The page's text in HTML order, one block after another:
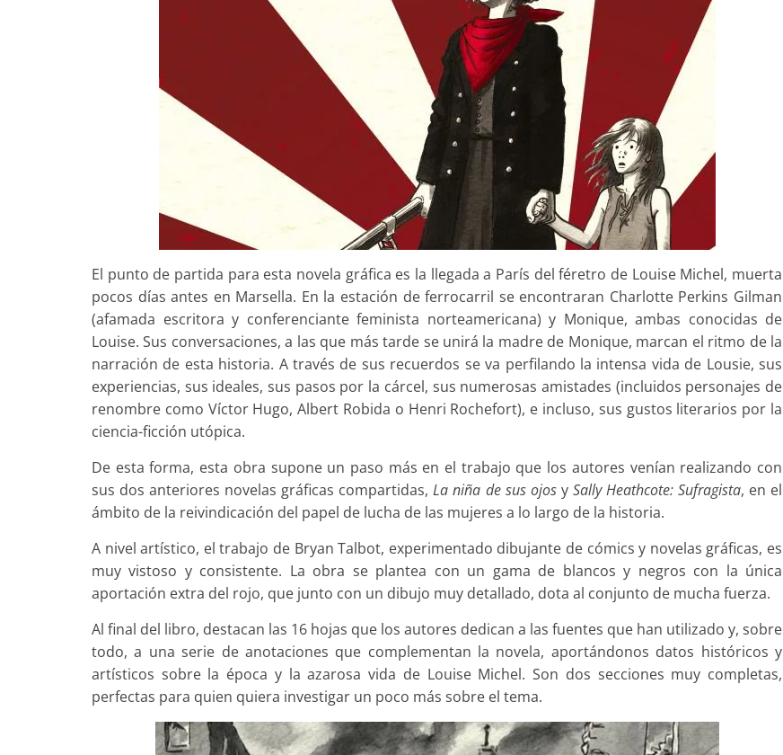
El punto de partida para esta novela gráfica es la llegada a París del féretro de Louise Michel, muerta
pocos días antes en Marsella. En la estación de ferrocarril se encontraran Charlotte Perkins Gilman
(afamada escritora y conferenciante feminista norteamericana) y Monique, ambas conocidas de
Louise. Sus conversaciones, a las que más tarde se unirá la madre de Monique, marcan el ritmo de la
narración de esta historia. A través de sus recuerdos se va perfilando la intensa vida de Lousie, sus
experiencias, sus ideales, sus pasos por la cárcel, sus numerosas amistades (incluidos personajes de
renombre como Víctor Hugo, Albert Robida o Henri Rochefort), e incluso, sus gustos literarios por la
ciencia-ficción utópica.
De esta forma, esta obra supone un paso más en el trabajo que los autores venían realizando con
sus dos anteriores novelas gráficas compartidas,La niña de sus ojosy Sally Heathcote: Sufragista, en el
ámbito de la reivindicación del papel de lucha de las mujeres a lo largo de la historia.
A nivel artístico, el trabajo de Bryan Talbot, experimentado dibujante de cómics y novelas gráficas, es
muy vistoso y consistente. La obra se plantea con un gama de blancos y negros con la única
aportación extra del rojo, que junto con un dibujo muy detallado, dota al conjunto de mucha fuerza.
Al final del libro, destacan las 16 hojas que los autores dedican a las fuentes que han utilizado y, sobre
todo, a una serie de anotaciones que complementan la novela, aportándonos datos históricos y
artísticos sobre la época y la azarosa vida de Louise Michel. Son dos secciones muy completas,
perfectas para quien quiera investigar un poco más sobre el tema.